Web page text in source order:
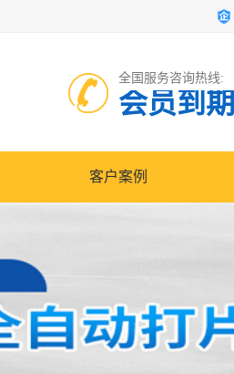
全国服务咨询热线:
会员到期
客户案例